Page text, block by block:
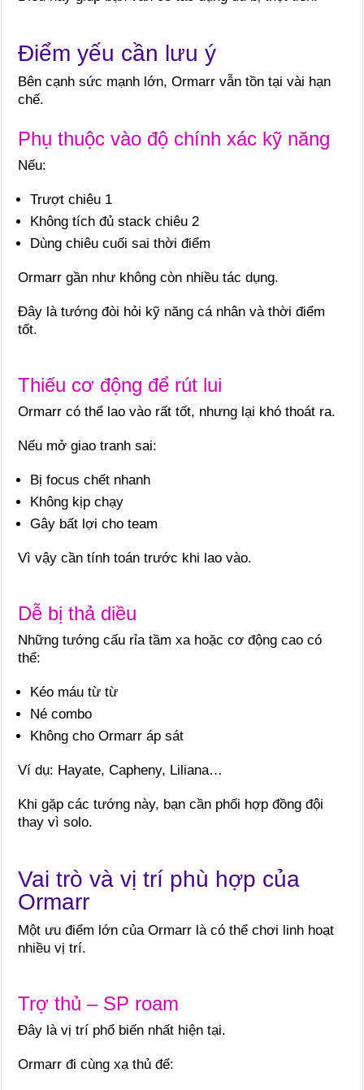
Điểm yếu cần lưu ý
Bên cạnh sức mạnh lớn, Ormarr vẫn tồn tại vài hạn
chế.
Phụ thuộc vào độ chính xác kỹ năng
Nếu:
Trượt chiêu 1
Không tích đủ stack chiêu 2
Dùng chiêu cuối sai thời điểm
Ormarr gần như không còn nhiều tác dụng.
Đây là tướng đòi hỏi kỹ năng cá nhân và thời điểm
tốt.
Thiếu cơ động để rút lui
Ormarr có thể lao vào rất tốt, nhưng lại khó thoát ra.
Nếu mở giao tranh sai:
Bị focus chết nhanh
Không kịp chạy
Gây bất lợi cho team
Vì vậy cần tính toán trước khi lao vào.
Dễ bị thả diều
Những tướng cấu rỉa tầm xa hoặc cơ động cao có
thể:
Kéo máu từ từ
Né combo
Không cho Ormarr áp sát
Ví dụ: Hayate, Capheny, Liliana…
Khi gặp các tướng này, bạn cần phối hợp đồng đội
thay vì solo.
Vai trò và vị trí phù hợp của
Ormarr
Một ưu điểm lớn của Ormarr là có thể chơi linh hoạt
nhiều vị trí.
Trợ thủ – SP roam
Đây là vị trí phổ biến nhất hiện tại.
Ormarr đi cùng xạ thủ để: